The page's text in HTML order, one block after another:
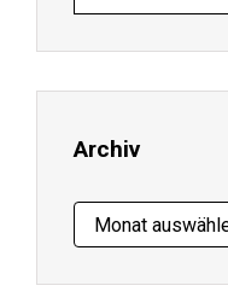
E-
ein ...
Archiv
Archiv